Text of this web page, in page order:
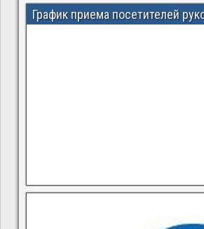
График приема посетителей